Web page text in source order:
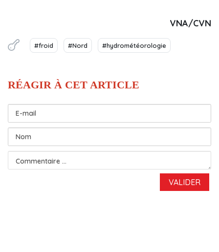
VNA/CVN
#froid #Nord #hydrométéorologie